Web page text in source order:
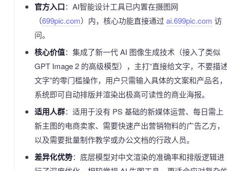
官方入口：AI智能设计工具已内置在摄图网
（699pic.com）内，核心功能直接通过 ai.699pic.com 访
问。
核心价值：集成了新一代 AI 图像生成技术（接入了类似
GPT Image 2 的高级模型），主打“直接给文字，不要描
文字”的零门槛操作，用户只需输入具体的文案和产品名，
系统即可自动排版并渲染出极高可读性的商业海报。
适用人群：适用于没有 PS 基础的新媒体运营、每日需上
新主图的电商卖家、需要快速产出营销物料的广告乙方，
以及需要批量制作教学或办公文档的行政人员。
差异化优势：底层模型对中文渲染的准确率和排版逻辑进